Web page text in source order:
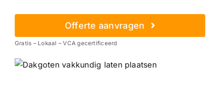
Offerte aanvragen
Gratis – Lokaal – VCA gecertificeerd